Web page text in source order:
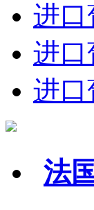
进口
进口
进口
法